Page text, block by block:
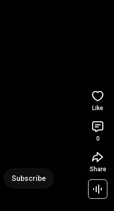
Subscribe
Like
0
Share